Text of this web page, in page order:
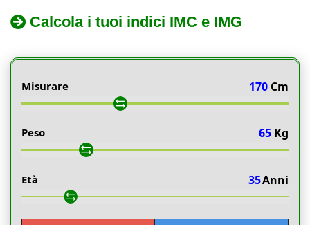
Calcola i tuoi indici IMC e IMG
Misurare 170 Cm
Peso 65 Kg
Età 35Anni